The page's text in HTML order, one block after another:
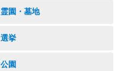
霊園・墓地
選挙
公園